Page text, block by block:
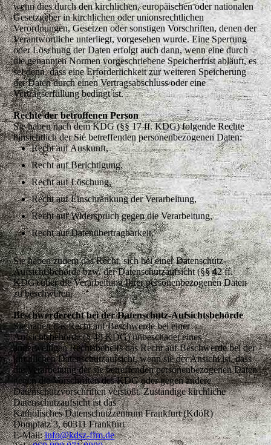
wenn dies durch den kirchlichen, europäischen oder nationalen
Gesetzgeber in kirchlichen oder unionsrechtlichen
Verordnungen, Gesetzen oder sonstigen Vorschriften, denen der
Verantwortliche unterliegt, vorgesehen wurde. Eine Sperrung
oder Löschung der Daten erfolgt auch dann, wenn eine durch
die genannten Normen vorgeschriebene Speicherfrist abläuft, es
sei denn, dass eine Erforderlichkeit zur weiteren Speicherung
der Daten durch einen Vertragsabschluss oder eine
Vertragserfüllung bedingt ist.
Rechte der betroffenen Person
Sie haben nach dem KDG (§§ 17 ff. KDG) folgende Rechte
hinsichtlich der Sie betreffenden personenbezogenen Daten:
Recht auf Auskunft,
Recht auf Berichtigung,
Recht auf Löschung,
Recht auf Einschränkung der Verarbeitung,
Recht auf Widerspruch gegen die Verarbeitung,
Recht auf Datenübertragbarkeit.
Sie haben zudem das Recht, sich bei einer Datenschutz-
Aufsichtsbehörde bzw. der Datenschutzaufsicht (§§ 42 ff.
KDG) über die Verarbeitung Ihrer personenbezogenen Daten
zu beschweren.
Beschwerderecht bei der Datenschutz-Aufsichtsbehörde
Sie haben das Recht auf Beschwerde bei einer
Aufsichtsbehörde (§ 48 KDG) unbeschadet eines
anderweitigen Rechtsbehelfs das Recht auf Beschwerde bei der
kirchlichen Datenschutzaufsicht, wenn sie der Ansicht ist, dass
die Verarbeitung der sie betreffenden personenbezogenen Daten
gegen die Vorschriften des KDG oder gegen andere
Datenschutzvorschriften verstößt. Zuständige kirchliche
Datenschutzaufsicht ist das
Katholisches Datenschutzzentrum Frankfurt (KdöR)
Domplatz 3, 60311 Frankfurt
E-Mail:info@kdsz-ffm.de